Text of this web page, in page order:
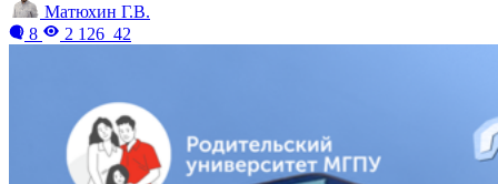
Матюхин Г.В.
8
2 126 42